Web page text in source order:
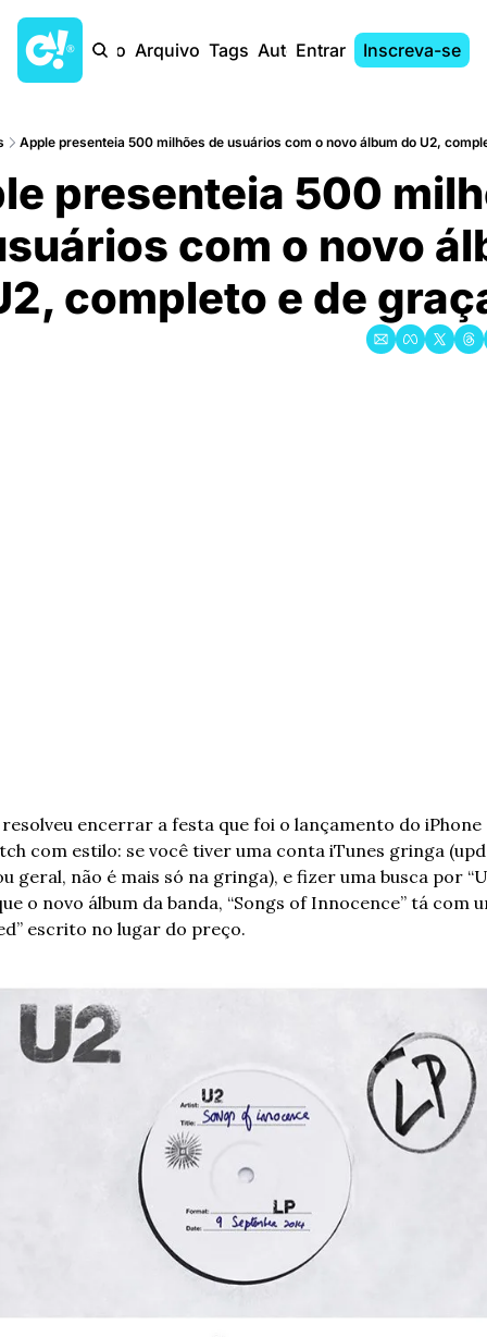
Início Arquivo Tags AutoresEntrar Inscreva-se
Apple presenteia 500 milhões de usuários com o novo álbum do U2,
presenteia 500
com o novo
completo e de
resolveu encerrar a festa que foi o lançamento do iPhone
com estilo: se você tiver uma conta iTunes gringa
geral, não é mais só na gringa), e fizer uma busca por
o novo álbum da banda, “Songs of Innocence” tá com
escrito no lugar do preço.